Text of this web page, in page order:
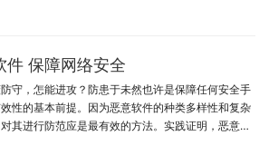
件 保障网络安全
守，怎能进攻？防患于未然也许是保障任何安全手
性的基本前提。因为恶意软件的种类多样性和复杂
其进行防范应是最有效的方法。实践证明，恶意软